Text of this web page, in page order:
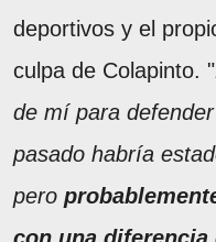
deportivos y el
culpa de Colapinto. "
de mí para
pasado habría
pero